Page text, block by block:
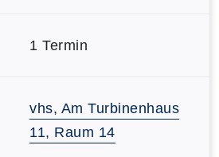
1 Termin
vhs, Am Turbinenhaus
11, Raum 14